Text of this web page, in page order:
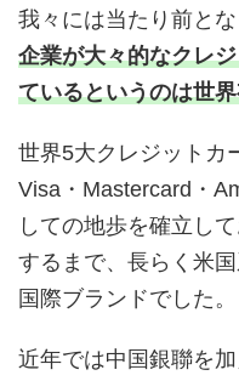
我々には当たり前と
企業が大々的なクレ
ているというのは世
世界5大クレジットカ
Visa・Mastercard・
しての地歩を確立し
するまで、長らく米
国際ブランドでした。
近年では中国銀聯を